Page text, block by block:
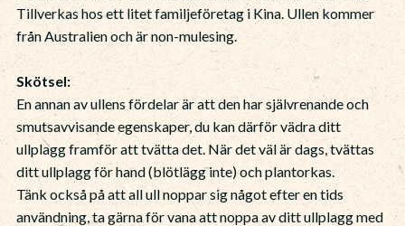
Tillverkas hos ett litet familjeföretag i Kina. Ullen kommer
från Australien och är non-mulesing.
Skötsel:
En annan av ullens fördelar är att den har självrenande och
smutsavvisande egenskaper, du kan därför vädra ditt
ullplagg framför att tvätta det. När det väl är dags, tvättas
ditt ullplagg för hand (blötlägg inte) och plantorkas.
Tänk också på att all ull noppar sig något efter en tids
användning, ta gärna för vana att noppa av ditt ullplagg med